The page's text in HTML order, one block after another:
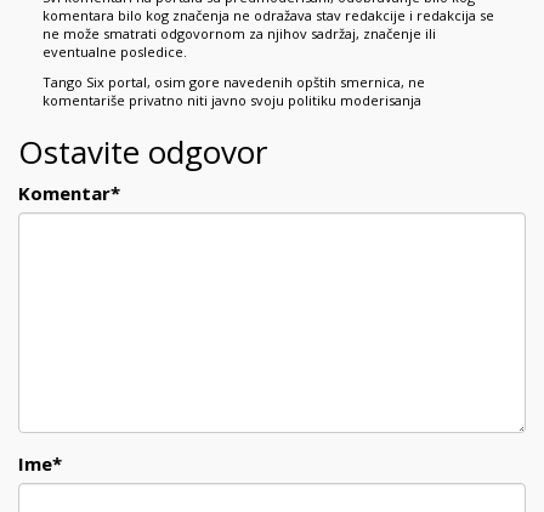
komentara bilo kog značenja ne odražava stav redakcije i redakcija se
ne može smatrati odgovornom za njihov sadržaj, značenje ili
eventualne posledice.
Tango Six portal, osim gore navedenih opštih smernica, ne
komentariše privatno niti javno svoju politiku moderisanja
Ostavite odgovor
Komentar*
Ime*